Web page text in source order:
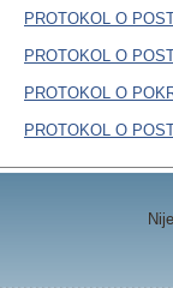
PROTOKOL O
PROTOKOL O
PROTOKOL O
PROTOKOL O